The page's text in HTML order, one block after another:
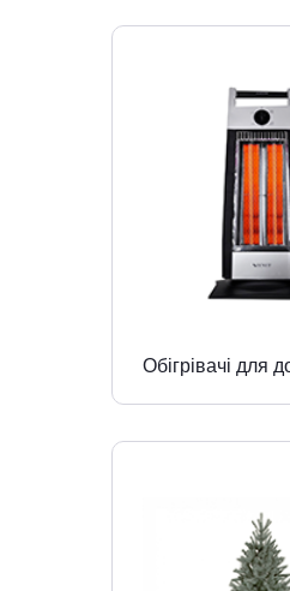
Обігрівачі для